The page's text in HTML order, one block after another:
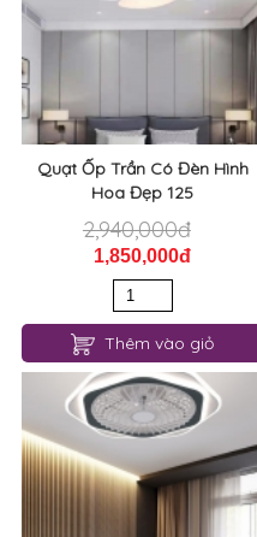
Quạt Ốp Trần Có Đèn Hình
Hoa Đẹp 125
2,940,000đ
1,850,000đ
Thêm vào giỏ